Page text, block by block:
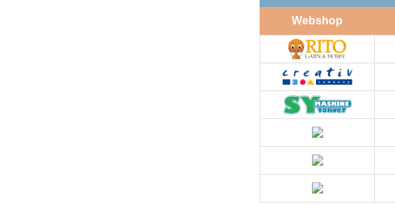
Webshop